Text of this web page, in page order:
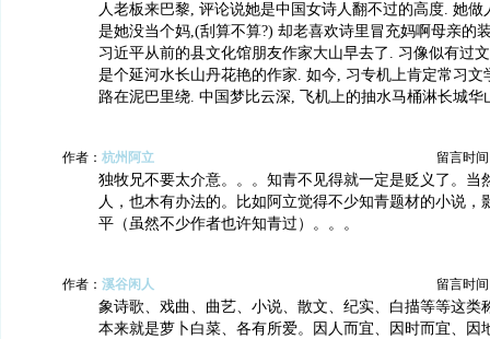
人老板来巴黎, 评论说她是中国女诗人翻不过的高度. 她做
是她没当个妈,(刮算不算?) 却老喜欢诗里冒充妈啊母亲的
习近平从前的县文化馆朋友作家大山早去了. 习像似有过
是个延河水长山丹花艳的作家. 如今, 习专机上肯定常习文
路在泥巴里绕. 中国梦比云深, 飞机上的抽水马桶淋长城华
作者： 杭州阿立 留言时间
独牧兄不要太介意。。。知青不见得就一定是贬义了。当
人，也木有办法的。比如阿立觉得不少知青题材的小说，
平（虽然不少作者也许知青过）。。。
作者： 溪谷闲人 留言时间
象诗歌、戏曲、曲艺、小说、散文、纪实、白描等等这类
本来就是萝卜白菜、各有所爱。因人而宜、因时而宜、因